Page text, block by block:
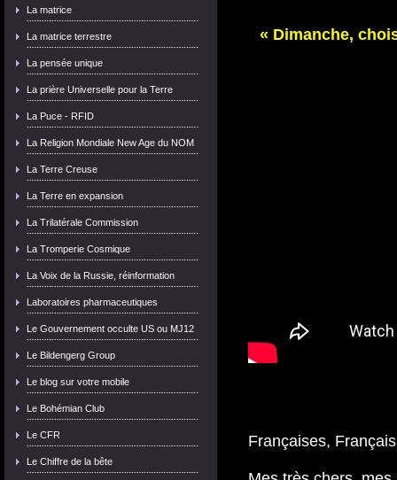
La matrice
La matrice terrestre
La pensée unique
La prière Universelle pour la Terre
La Puce - RFID
La Religion Mondiale New Age du NOM
La Terre Creuse
La Terre en expansion
La Trilatérale Commission
La Tromperie Cosmique
La Voix de la Russie, réinformation
Laboratoires pharmaceutiques
Le Gouvernement occulte US ou MJ12
Le Bildengerg Group
Le blog sur votre mobile
Le Bohémian Club
Le CFR
Le Chiffre de la bête
« Dimanche,
Françaises,